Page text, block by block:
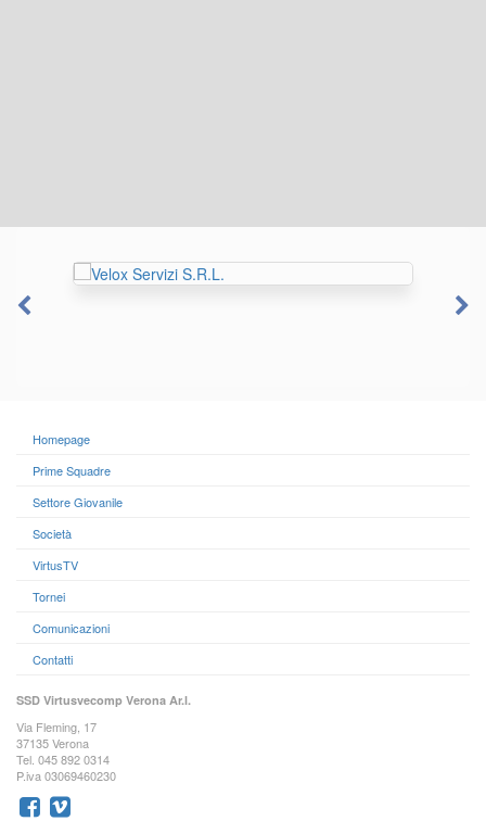
Homepage
Prime Squadre
Settore Giovanile
Società
VirtusTV
Tornei
Comunicazioni
Contatti
SSD Virtusvecomp Verona Ar.l.
Via Fleming, 17
37135 Verona
Tel. 045 892 0314
P.iva 03069460230